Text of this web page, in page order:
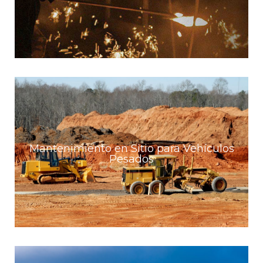
367,00 (euros).
Leer mas
Mantenimiento en Sitio para Vehículos
Pesados
Dozermaq
El lanzamiento del nuevo camión para
mantenimiento en sitio se realizó en Septiembre
2019 y desde ese momento recorre la Costa
Atlántica Colombiana. Dozermaq es el primer
proyecto de innovación colaborativo […]
Texto del botón